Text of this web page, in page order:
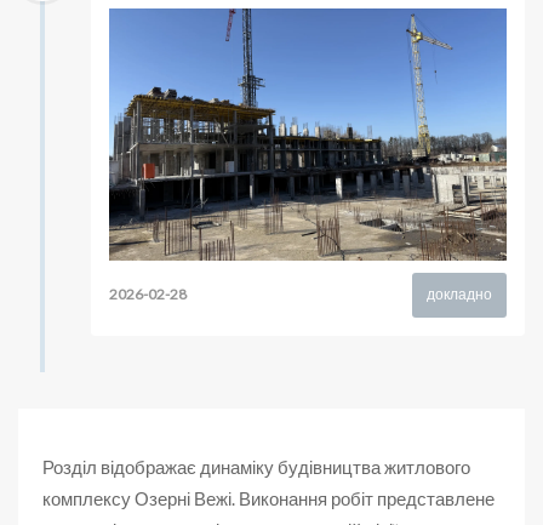
докладно
2026-02-28
Розділ відображає динаміку будівництва житлового
комплексу Озерні Вежі. Виконання робіт представлене